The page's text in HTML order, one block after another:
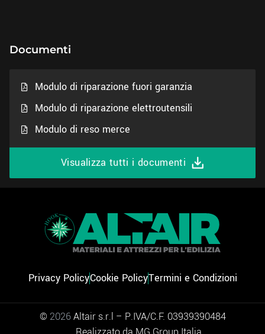
Documenti
Modulo di riparazione fuori garanzia
Modulo di riparazione elettroutensili
Modulo di reso merce
Visualizza tutti i documenti
Privacy PolicyCookie PolicyTermini e Condizioni
© 2026Altair s.r.l – P.IVA/C.F. 03939390484